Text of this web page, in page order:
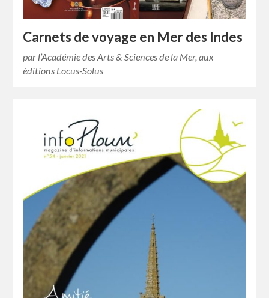
Carnets de voyage en Mer des Indes
par l’Académie des Arts & Sciences de la Mer, aux
éditions Locus-Solus